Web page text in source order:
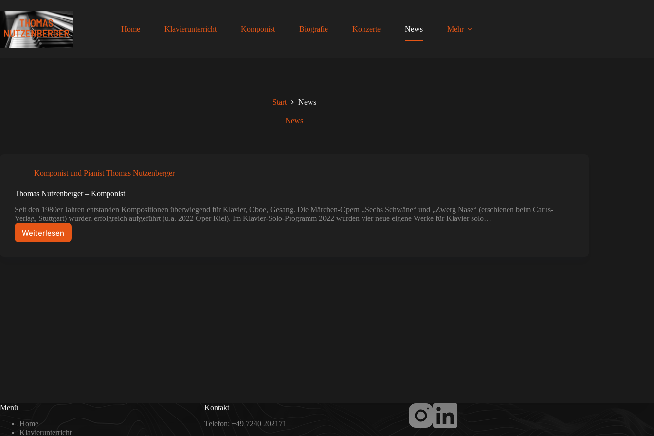
Inhalt
springen
Home
Klavierunterricht Komponist Biografie Konzerte News Mehr
Start News
News
Komponist und Pianist Thomas Nutzenberger
Thomas Nutzenberger – Komponist
Seit den 1980er Jahren entstanden Kompositionen überwiegend für Klavier, Oboe, Gesang. Die Märchen-Opern „Sechs Schwäne“ und „Zwerg Nase“ (erschienen beim Carus-
Verlag, Stuttgart) wurden erfolgreich aufgeführt (u.a. 2022 Oper Kiel). Im Klavier-Solo-Programm 2022 wurden vier neue eigene Werke für Klavier solo…
Weiterlesen
Thomas
Menü
Home
Klavierunterricht
Kontakt
Telefon: +49 7240 202171